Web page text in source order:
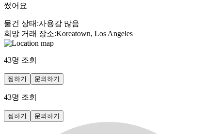
썼어요
물건 상태 :사용감 많음
희망 거래 장소:Koreatown, Los Angeles
43명 조회
찜하기 문의하기
43명 조회
찜하기 문의하기